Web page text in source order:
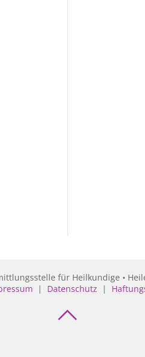
für Heilkundige •
| Datenschutz |